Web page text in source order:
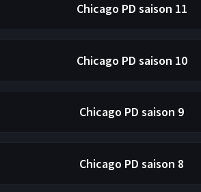
Chicago PD saison 11
Chicago PD saison 10
Chicago PD saison 9
Chicago PD saison 8